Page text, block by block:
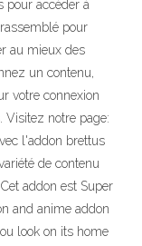
pour accéder à
pour
au mieux des
un contenu,
votre connexion
Visitez notre page:
l'addon brettus
de contenu
addon est Super
and anime addon
look on its home